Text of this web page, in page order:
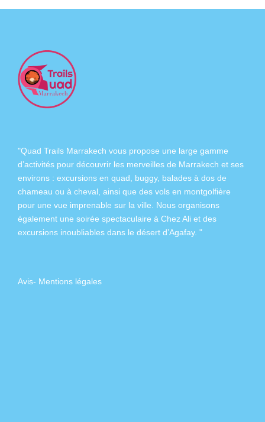
"Quad Trails Marrakech vous propose une large gamme
d’activités pour découvrir les merveilles de Marrakech et ses
environs : excursions en quad, buggy, balades à dos de
chameau ou à cheval, ainsi que des vols en montgolfière
pour une vue imprenable sur la ville. Nous organisons
également une soirée spectaculaire à Chez Ali et des
excursions inoubliables dans le désert d’Agafay. "
Avis- Mentions légales